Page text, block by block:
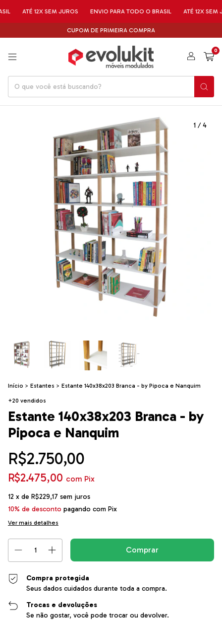
ATÉ 12X SEM JUROS ENVIO PARA TODO O BRASIL ATÉ 12X SEM
CUPOM DE PRIMEIRA COMPRA
0
1 /4
Início > Estantes > Estante 140x38x203 Branca - by Pipoca e Nanquim
+20 vendidos
Estante 140x38x203 Branca - by
Pipoca e Nanquim
R$2.750,00
R$2.475,00 com Pix
12 x de R$229,17 sem juros
10% de desconto pagando com Pix
Ver mais detalhes
Compra protegida
Seus dados cuidados durante toda a compra.
Trocas e devoluções
Se não gostar, você pode trocar ou devolver.